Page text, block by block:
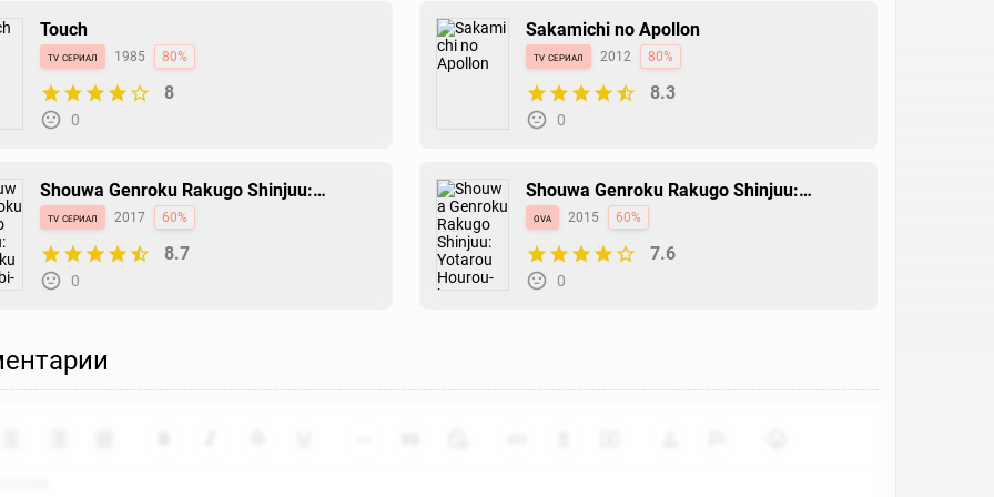
Touch
tv сериал 1985 80%
8
0
Sakamichi no Apollon
tv сериал 2012 80%
8.3
0
Shouwa Genroku Rakugo Shinjuu:
Sukeroku Futatabi-hen
tv сериал 2017 60%
8.7
0
Shouwa Genroku Rakugo Shinjuu:
Yotarou Hourou-hen
ova 2015 60%
7.6
0